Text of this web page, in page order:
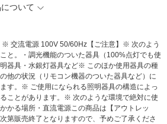
ついて
交流電源 100V 50/60Hz【ご注意】※ 次のよう
と。・調光機能のついた器具（100%点灯でも使
器具・水銀灯器具など※ このほか使用器具の種
他の状況（リモコン機器のついた器具など）に
す。※ ご使用になられる照明器具の構造によっ
ことがあります。※ 次のような環境で絶対に使
かる場所・直流電源この商品は【アウトレッ
第販売終了となりますので、予めご了承くださ